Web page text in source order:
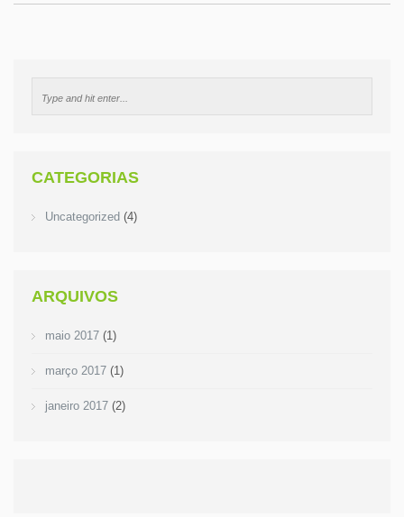
CATEGORIAS
Uncategorized (4)
ARQUIVOS
maio 2017 (1)
março 2017 (1)
janeiro 2017 (2)